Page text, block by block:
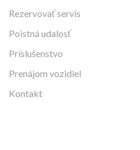
Rezervovať servis
Poistná udalosť
Príslušenstvo
Prenájom vozidiel
Kontakt